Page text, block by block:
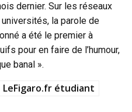
dernier. Sur les réseaux
la parole de
a été le premier à
pour en faire de l’humour,
banal ».
LeFigaro.fr étudiant